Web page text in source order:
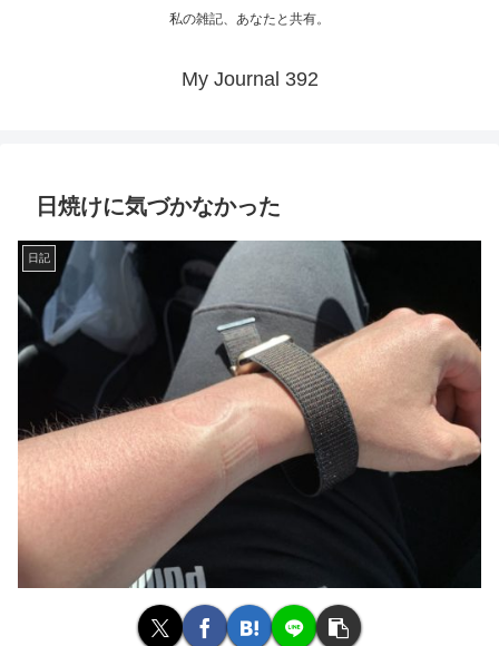
私の雑記、あなたと共有。
My Journal 392
日焼けに気づかなかった
日記